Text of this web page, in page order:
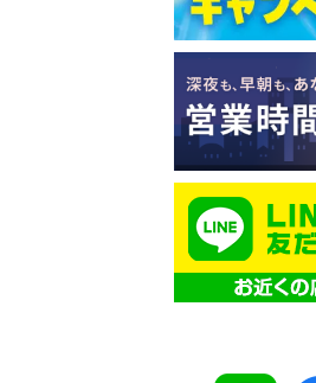
コスパ
安さのヒミツ
タンドや整
でコストを削
ズナブルな